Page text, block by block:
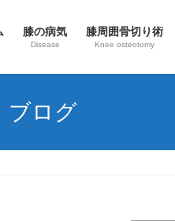
膝の病気
Disease
​膝周囲骨切り術
Knee osteotomy
ブログ